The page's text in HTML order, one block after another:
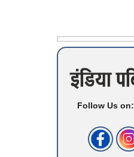
Follow Us on: